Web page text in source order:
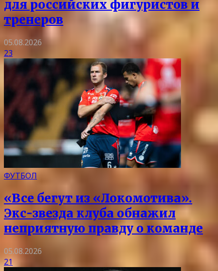
для российских фигуристов и
тренеров
05.08.2026
23
ФУТБОЛ
«Все бегут из «Локомотива».
Экс-звезда клуба обнажил
неприятную правду о команде
05.08.2026
21